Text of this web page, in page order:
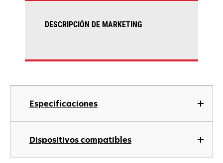
Especificaciones
Dispositivos compatibles
DESCRIPCIÓN DE MARKETING